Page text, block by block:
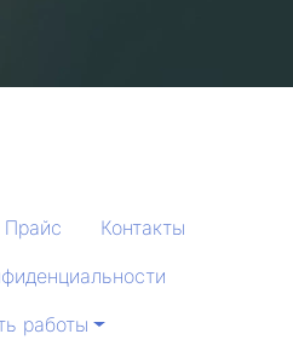
Прайс
Контакты
работы